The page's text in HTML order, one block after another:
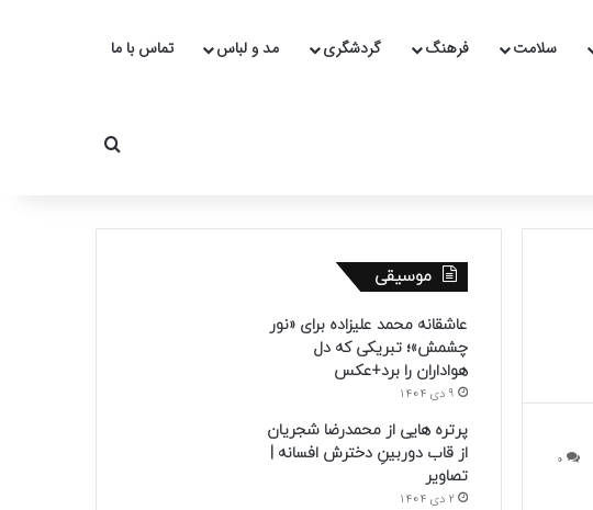
سلامت فرهنگ گردشگری مد و لباس تماس با ما
جستجو برای
0
موسیقی
عاشقانه محمد علیزاده برای «نور
چشمش»؛ تبریکی که دل
هواداران را برد+عکس
9 دی 1404
پرتره هایی از محمدرضا شجریان
از قاب دوربینِ دخترش افسانه |
تصاویر
2 دی 1404